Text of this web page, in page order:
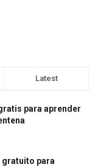
Latest
para aprender
gratuito para